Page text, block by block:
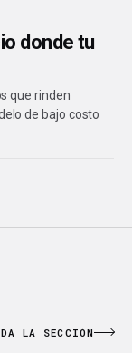
donde tu
que rinden
de bajo costo
LA SECCIÓN